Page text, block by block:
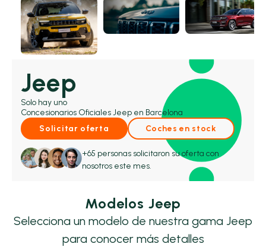
Jeep
Solo hay uno
Concesionarios Oficiales Jeep en Barcelona
Solicitar oferta
Coches en stock
+65 personas solicitaron su oferta con
nosotros este mes.
Modelos Jeep
Selecciona un modelo de nuestra gama Jeep
para conocer más detalles